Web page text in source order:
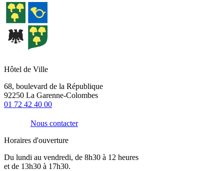
Hôtel de Ville
68, boulevard de la République
92250 La Garenne-Colombes
01 72 42 40 00
Nous contacter
Horaires d'ouverture
Du lundi au vendredi, de 8h30 à 12 heures
et de 13h30 à 17h30.